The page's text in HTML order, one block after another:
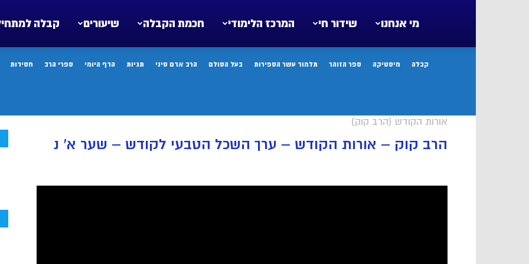
קבלה שיעורים חכמת הקבלה המרכז הלימודי שידור חי מי אנחנו
קבלה מיסטיקה ספר הזוהר תלמוד עשר הספירות בעל הסולם הרב אדם סיני תגיות הדף היומי ספרי הרב חסידות
אורות הקודש (הרב קוק)
הרב קוק – אורות הקודש – ערך השכל הטבעי לקודש – שער א’ נ